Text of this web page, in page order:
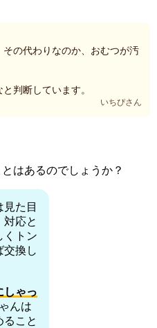
の代わりなのか、おむつが汚
判断しています。
いちぴさん
はあるのでしょうか？
た目
応と
くトン
交換し
しゃっ
んは
こと